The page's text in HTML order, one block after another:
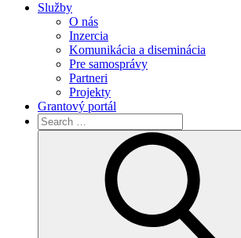
Služby
O nás
Inzercia
Komunikácia a diseminácia
Pre samosprávy
Partneri
Projekty
Grantový portál
Search
for: